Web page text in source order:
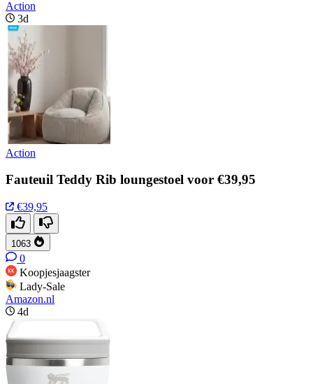
Action
3d
Action
Fauteuil Teddy Rib loungestoel voor €39,95
€39,95
1063
0
Koopjesjaagster
Lady-Sale
Amazon.nl
4d